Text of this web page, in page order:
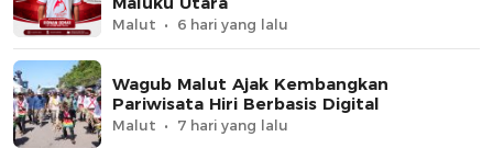
Malut 6 hari yang lalu
Wagub Malut Ajak Kembangkan
Pariwisata Hiri Berbasis Digital
Malut 7 hari yang lalu